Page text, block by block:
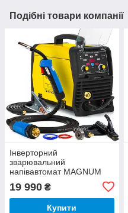
Подібні товари компанії
Інверторний
зварювальний
напівавтомат MAGNUM
SYNERGIA (Польща)
19 990 ₴
Купити